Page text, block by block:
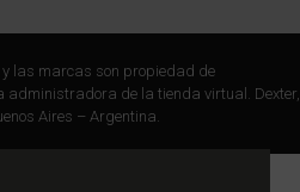
y las marcas son propiedad de
administradora de la tienda virtual. Dexter,
Aires – Argentina.